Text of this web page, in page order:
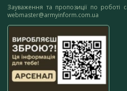
Зауваження та пропозиції по роботі
webmaster@armyinform.com.ua